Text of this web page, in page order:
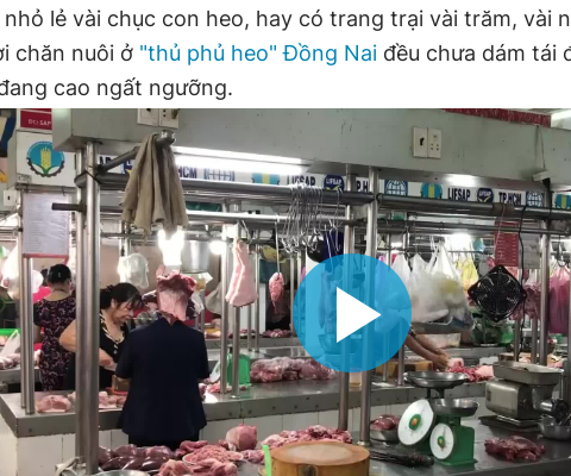
nhỏ lẻ vài chục con heo, hay có trang trại vài trăm, vài
chăn nuôi ở "thủ phủ heo" Đồng Nai đều chưa dám tái
cao ngất ngưỡng.